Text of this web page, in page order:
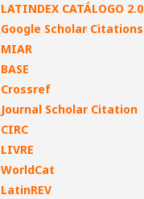
LATINDEX CATÁLOGO 2.0
Google Scholar Citations
MIAR
BASE
Crossref
Journal Scholar Citation
CIRC
LIVRE
WorldCat
LatinREV